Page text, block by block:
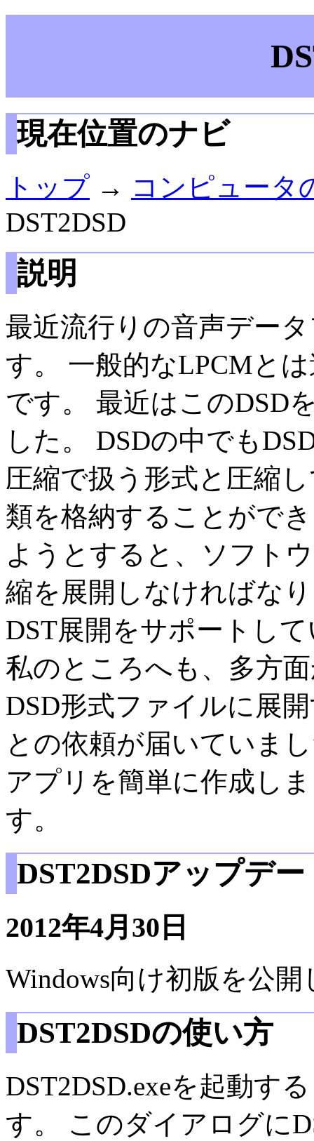
現在位置のナビ
トップ → コンピュータ
DST2DSD
説明
最近流行りの音声デー
す。 一般的なLPCMと
です。 最近はこのDSD
した。 DSDの中でも
圧縮で扱う形式と圧縮
類を格納することがで
ようとすると、ソフト
縮を展開しなければな
DST展開をサポートし
私のところへも、多方
DSD形式ファイルに展
との依頼が届いていま
アプリを簡単に作成し
す。
DST2DSDアップデ
2012年4月30日
Windows向け初版を公開
DST2DSDの使い方
DST2DSD.exeを起動す
す。 このダイアログに